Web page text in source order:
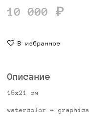
10 000 ₽
В избранное
Описание
15х21 см
watercolor + graphics